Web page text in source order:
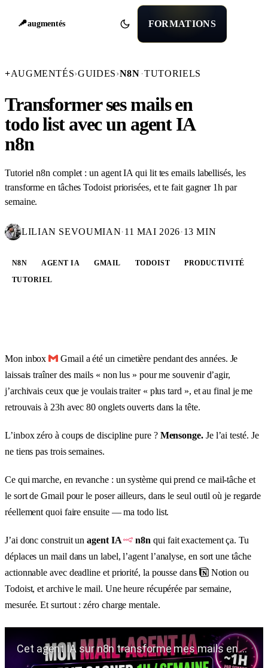
augmentés FORMATIONS
+AUGMENTÉS›GUIDES›N8N ·TUTORIELS
Transformer ses mails en
todo list avec un agent IA
n8n
Tutoriel n8n complet : un agent IA qui lit tes emails labellisés, les
transforme en tâches Todoist priorisées, et te fait gagner 1h par
semaine.
LILIAN SEVOUMIAN·11 MAI 2026·13 MIN
N8N AGENT IA GMAIL TODOIST
PRODUCTIVITÉ
TUTORIEL
Mon inbox
Gmail a été un cimetière pendant des années. Je
laissais traîner des mails « non lus » pour me souvenir d’agir,
j’archivais ceux que je voulais traiter « plus tard », et au final je me
retrouvais à 23h avec 80 onglets ouverts dans la tête.
L’inbox zéro à coups de discipline pure ? Mensonge.Je l’ai testé. Je
ne tiens pas trois semaines.
Ce qui marche, en revanche : un système qui prend ce mail-tâche et
le sort de Gmail pour le poser ailleurs, dans le seul outil où je regarde
réellement quoi faire ensuite — ma todo list.
J’ai donc construit unagent IA n8n qui fait exactement ça. Tu
déplaces un mail dans un label, l’agent l’analyse, en sort une tâche
actionnable avec deadline et priorité, la pousse dans
Notion ou
Todoist, et archive le mail. Une heure récupérée par semaine,
mesurée. Et surtout : zéro charge mentale.